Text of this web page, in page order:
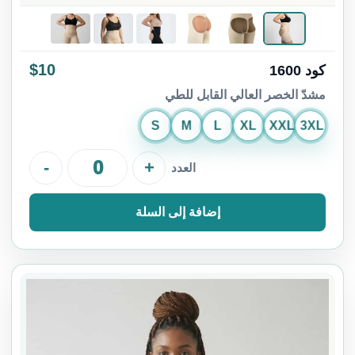
كود 1600 $10
مشدّ الخصر العالي القابل للطي
S M L XL XXL 3XL
العدد - +
إضافة إلى السلة